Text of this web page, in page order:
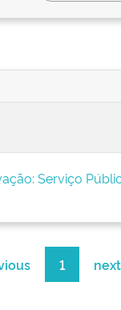
Serviço
1 next